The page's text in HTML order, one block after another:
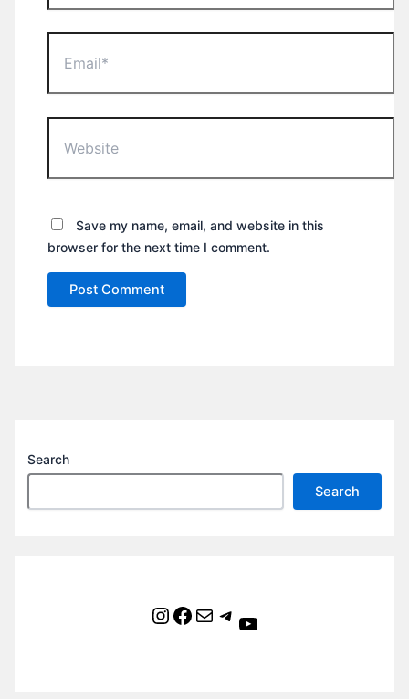
Save my name, email, and website in this
browser for the next time I comment.
Search
Search
Instagram Facebook Mail Telegram YouTube